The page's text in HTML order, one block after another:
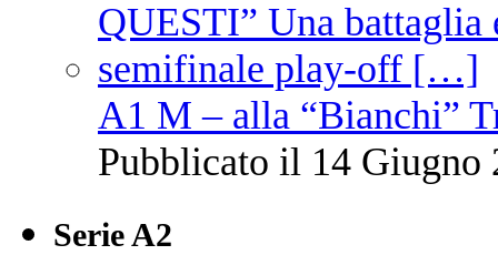
A1 M – alla “Bianchi”
Pubblicato il 14 Giugno
Serie A2